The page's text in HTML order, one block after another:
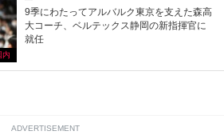
内
9季にわたってアルバルク東京を支えた森高
大コーチ、ベルテックス静岡の新指揮官に
就任
ADVERTISEMENT